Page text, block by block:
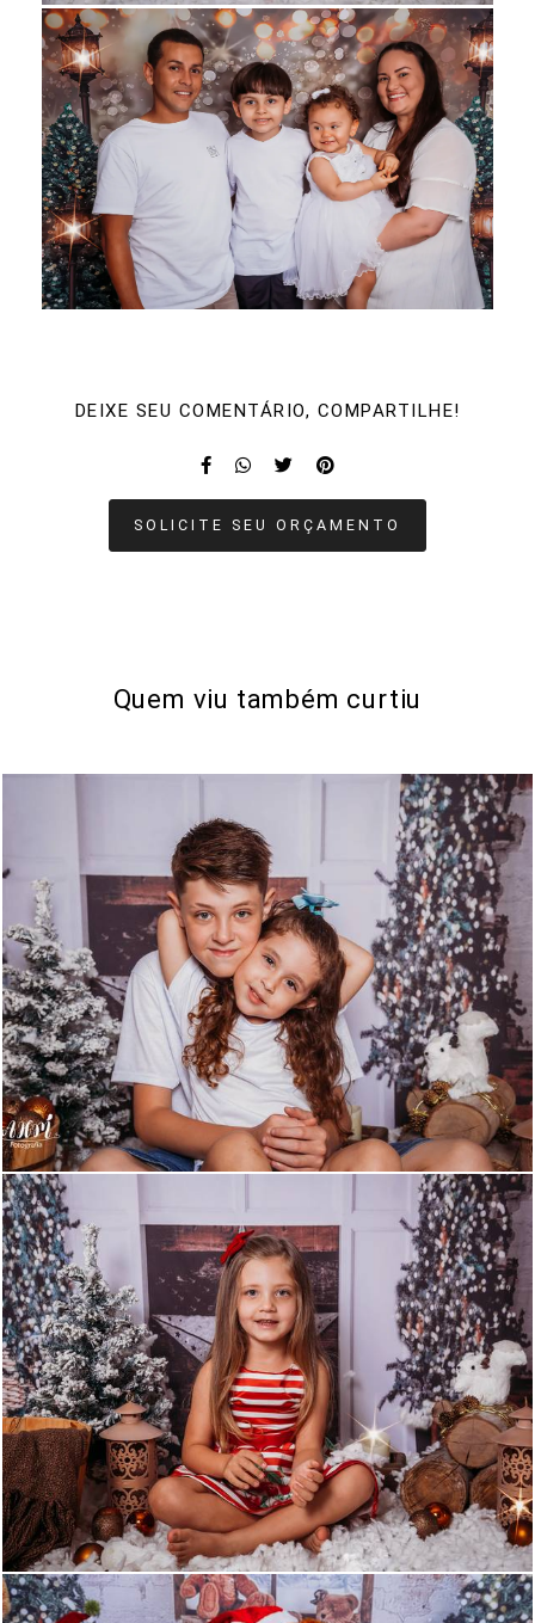
DEIXE SEU COMENTÁRIO, COMPARTILHE!
SOLICITE SEU ORÇAMENTO
Quem viu também curtiu
608 1
472 0